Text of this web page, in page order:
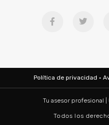
Política de privacidad ·
Tu asesor profesional
Todos los